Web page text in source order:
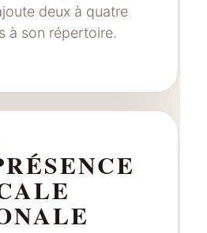
deux à quatre
à son répertoire.